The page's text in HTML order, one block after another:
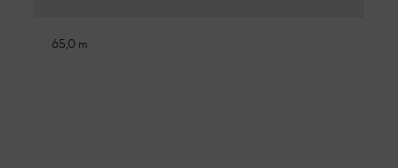
65,0 m